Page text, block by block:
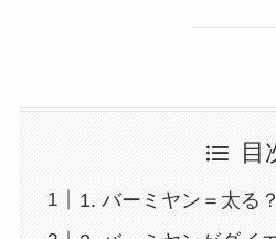
目
1. バーミヤン＝太る